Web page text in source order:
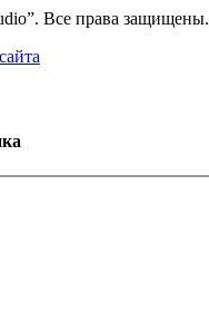
Все права защищены.